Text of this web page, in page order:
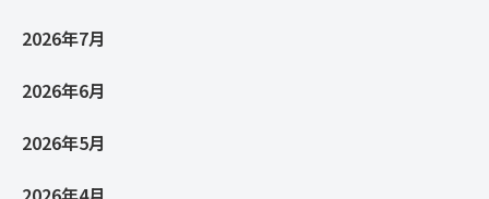
2026年7月
2026年6月
2026年5月